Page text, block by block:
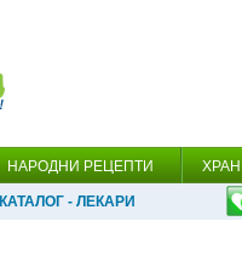
НАРОДНИ РЕЦЕПТИ
КАТАЛОГ - ЛЕКАРИ